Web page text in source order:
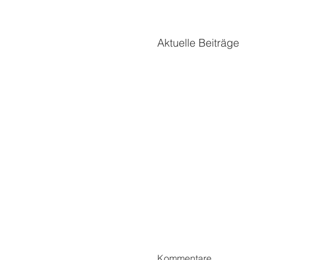
Aktuelle Beiträge